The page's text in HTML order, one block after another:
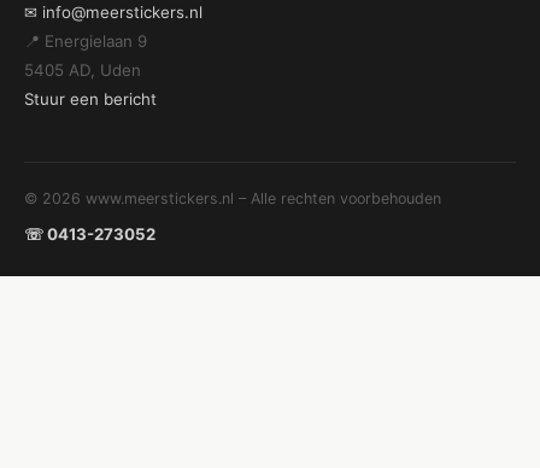
✉ info@meerstickers.nl
📍 Energielaan 9
5405 AD, Uden
Stuur een bericht
© 2026 www.meerstickers.nl – Alle rechten voorbehouden
☏ 0413-273052